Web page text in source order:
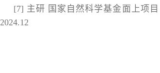
[7] 主研 国家自然科学基金面上项
2024.12